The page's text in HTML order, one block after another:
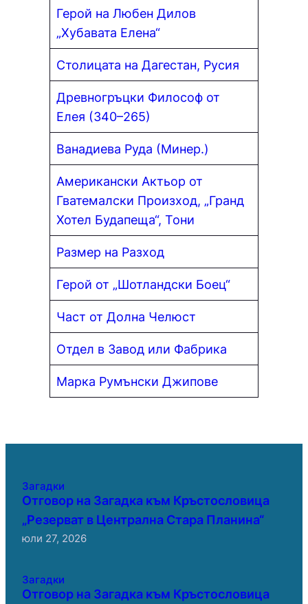
Герой на Любен Дилов
„Хубавата Елена“
Столицата на Дагестан, Русия
Древногръцки Философ от
Елея (340–265)
Ванадиева Руда (Минер.)
Американски Актьор от
Гватемалски Произход, „Гранд
Хотел Будапеща“, Тони
Размер на Разход
Герой от „Шотландски Боец“
Част от Долна Челюст
Отдел в Завод или Фабрика
Марка Румънски Джипове
Загадки
Отговор на Загадка към Кръстословица
„Резерват в Централна Стара Планина“
юли 27, 2026
Загадки
Отговор на Загадка към Кръстословица